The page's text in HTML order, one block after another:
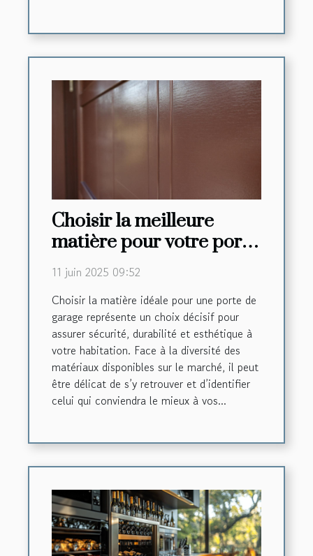
Choisir la meilleure
matière pour votre porte
de garage
11 juin 2025 09:52
Choisir la matière idéale pour une porte de
garage représente un choix décisif pour
assurer sécurité, durabilité et esthétique à
votre habitation. Face à la diversité des
matériaux disponibles sur le marché, il peut
être délicat de s’y retrouver et d’identifier
celui qui conviendra le mieux à vos...